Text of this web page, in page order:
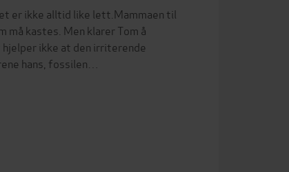
er ikke alltid like lett.Mammaen til
må kastes. Men klarer Tom å
ikke at den irriterende
hans, fossilen…